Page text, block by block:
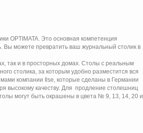
OPTIMATA. Это основная компетенция
Вы можете превратить ваш журнальный столик в
так и в просторных домах. Столы с реальным
столика, за которым удобно разместится вся
компании Ilse, которые сделаны в Германии
высокому качеству. Для продление столешниц
могут быть окрашены в цвета № 9, 13, 14, 20 и